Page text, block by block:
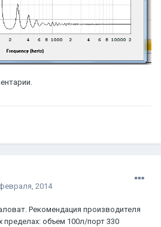
2014
Рекомендация производителя
пределах: объем 100л/порт 330